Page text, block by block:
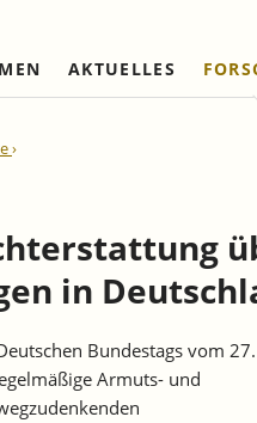
AKTUELLES
Projekte
Preis
und
in
Bundestags vom 27.
Armuts- und